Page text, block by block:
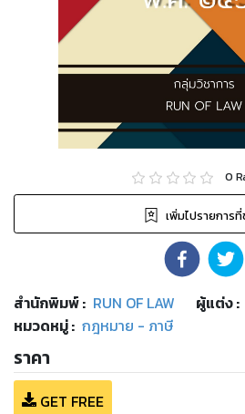
0
เพิ่มไปรายการ
สำนักพิมพ์: RUN OF LAW ผู้แต่ง :
หมวดหมู่: กฎหมาย - ภาษี
ราคา
GET FREE